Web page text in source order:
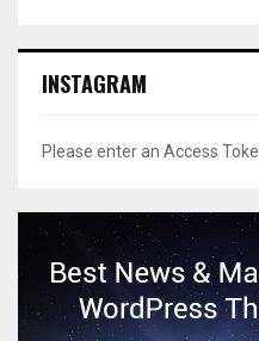
INSTAGRAM
Please enter an Access